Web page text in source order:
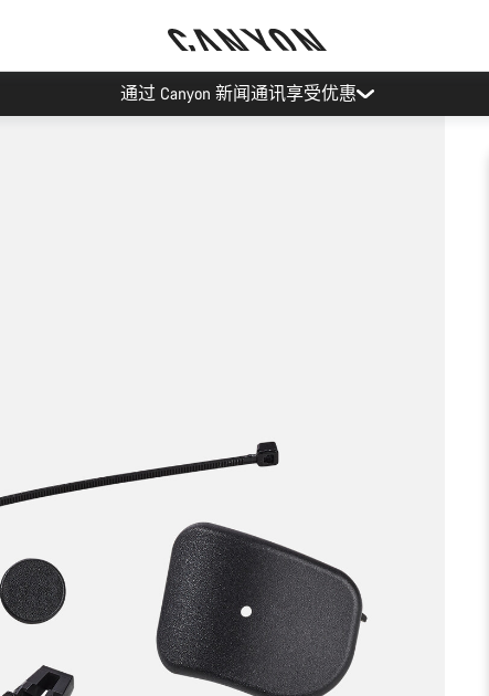
通过 Canyon 新闻通讯享受优惠